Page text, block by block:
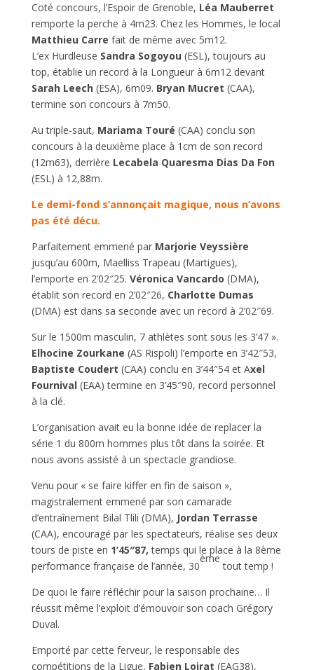
Coté concours, l’Espoir de Grenoble, Léa Mauberret
remporte la perche à 4m23. Chez les Hommes, le local
Matthieu Carre fait de même avec 5m12.
L’ex Hurdleuse Sandra Sogoyou (ESL), toujours au
top, établie un record à la Longueur à 6m12 devant
Sarah Leech (ESA), 6m09. Bryan Mucret (CAA),
termine son concours à 7m50.
Au triple-saut, Mariama Touré (CAA) conclu son
concours à la deuxième place à 1cm de son record
(12m63), derrière Lecabela Quaresma Dias Da Fon
(ESL) à 12,88m.
Le demi-fond s’annonçait magique, nous n’avons
pas été décu.
Parfaitement emmené par Marjorie Veyssière
jusqu’au 600m, Maelliss Trapeau (Martigues),
l’emporte en 2’02″25. Véronica Vancardo (DMA),
établit son record en 2’02″26, Charlotte Dumas
(DMA) est dans sa seconde avec un record à 2’02″69.
Sur le 1500m masculin, 7 athlètes sont sous les 3’47 ».
Elhocine Zourkane (AS Rispoli) l’emporte en 3’42″53,
Baptiste Coudert (CAA) conclu en 3’44″54 et Axel
Fournival (EAA) termine en 3’45″90, record personnel
à la clé.
L’organisation avait eu la bonne idée de replacer la
série 1 du 800m hommes plus tôt dans la soirée. Et
nous avons assisté à un spectacle grandiose.
Venu pour « se faire kiffer en fin de saison »,
magistralement emmené par son camarade
d’entraînement Bilal Tlili (DMA), Jordan Terrasse
(CAA), encouragé par les spectateurs, réalise ses deux
tours de piste en 1’45″87,temps qui le place à la 8ème
performance française de l’année, 30
ème
tout temp !
De quoi le faire réfléchir pour la saison prochaine… Il
réussit même l’exploit d’émouvoir son coach Grégory
Duval.
Emporté par cette ferveur, le responsable des
compétitions de la Ligue, Fabien Loirat (EAG38),